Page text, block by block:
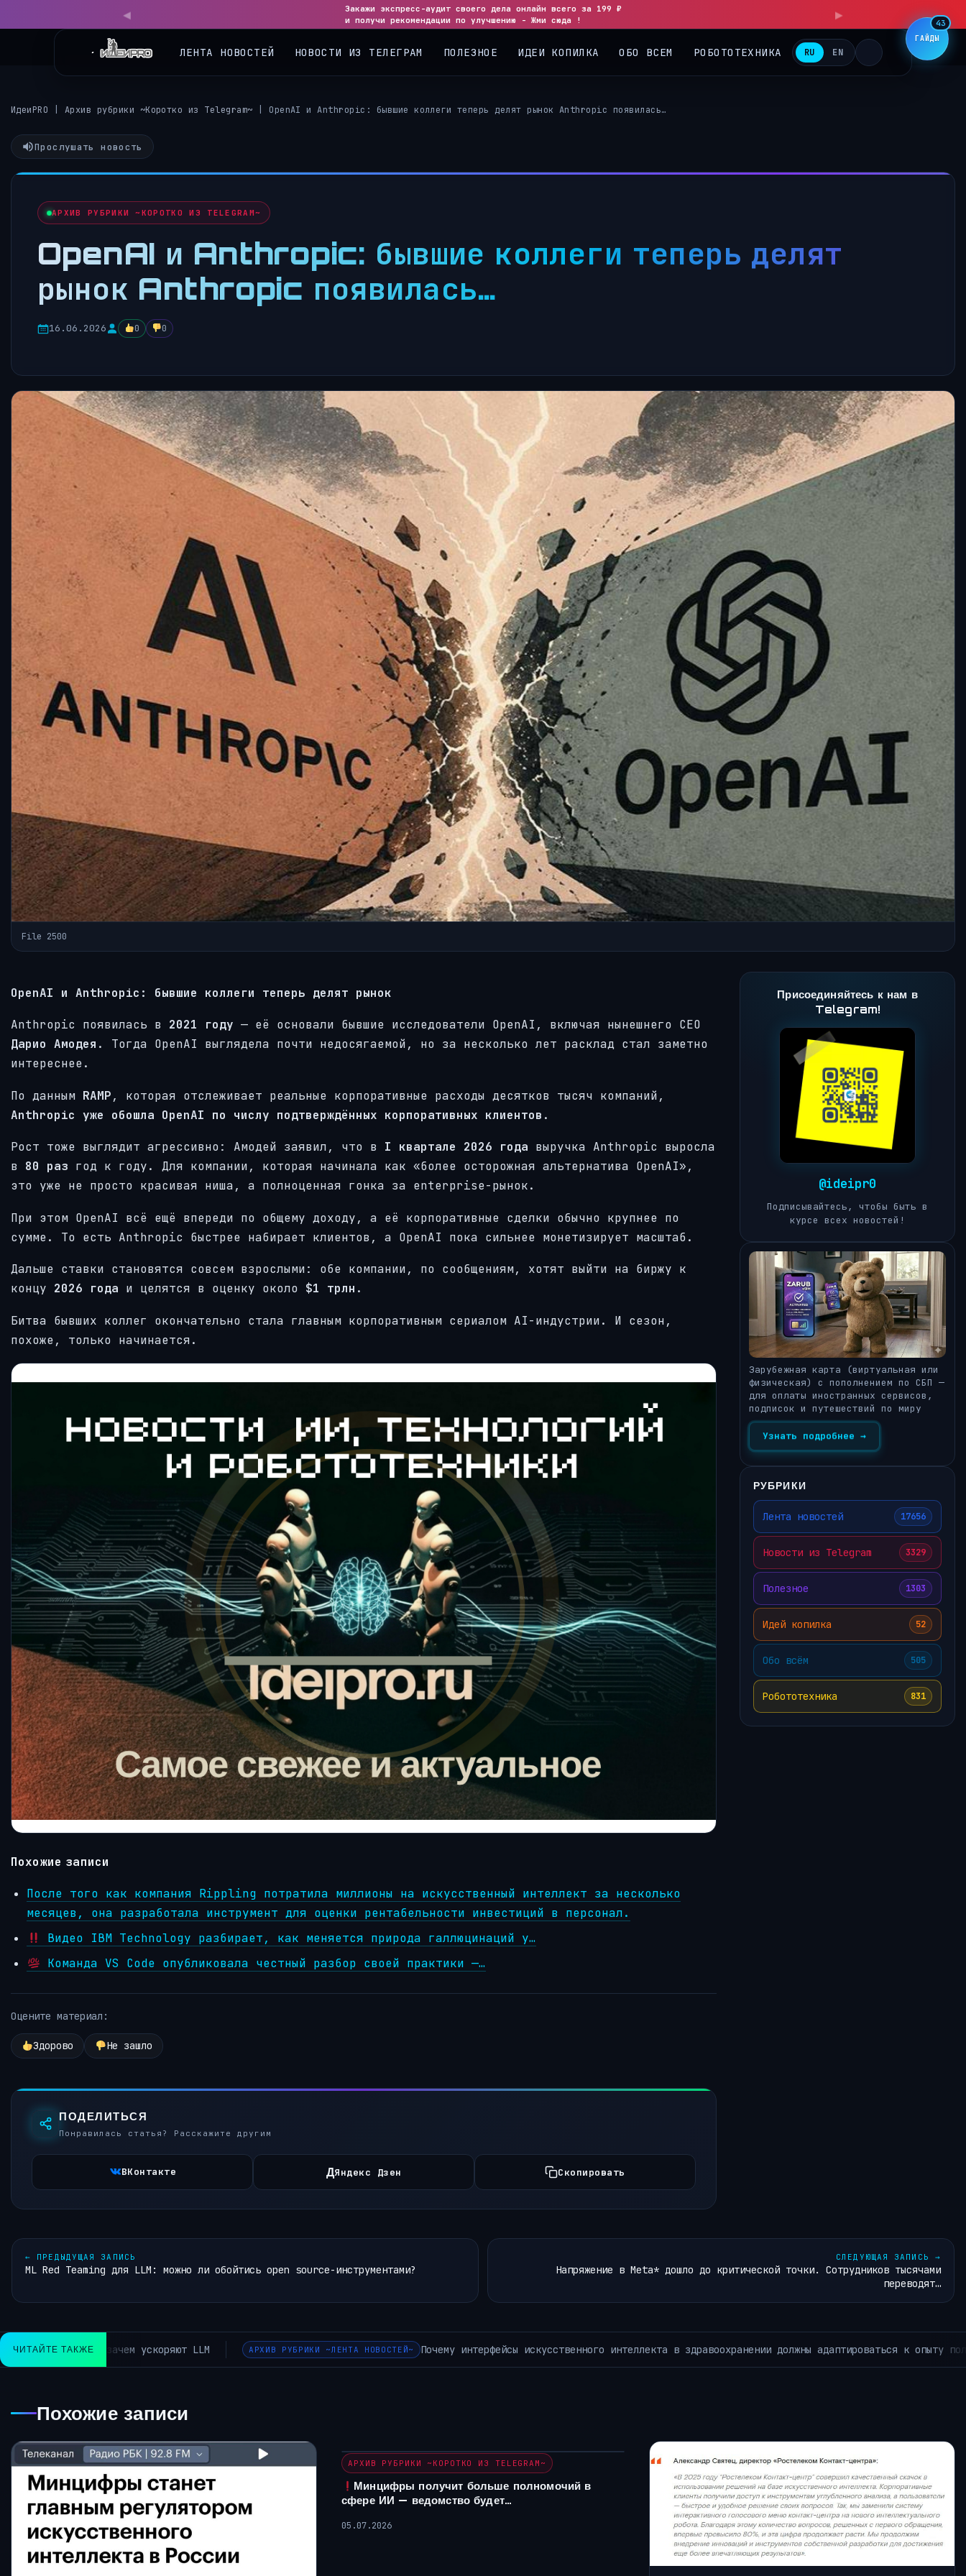
Закажи экспресс-аудит своего дела онлайн всего за 199 ₽
и получи рекомендации по улучшению - Жми сюда !
▶
RU EN
ИдеиPRO Архив рубрики ~Коротко из Telegram~ OpenAI и Anthropic: бывшие коллеги теперь делят рынок Anthropic появилась…
Прослушать новость
АРХИВ РУБРИКИ ~КОРОТКО ИЗ TELEGRAM~
OpenAI и Anthropic: бывшие коллеги теперь делят
рынок Anthropic появилась…
16.06.2026 0 0
File 2500
OpenAI и Anthropic: бывшие коллеги теперь делят рынок
Anthropic появилась в 2021 году — её основали бывшие исследователи OpenAI, включая нынешнего CEO
Дарио Амодея . Тогда OpenAI выглядела почти недосягаемой, но за несколько лет расклад стал заметно
интереснее.
По данным RAMP, которая отслеживает реальные корпоративные расходы десятков тысяч компаний,
Anthropic уже обошла OpenAI по числу подтверждённых корпоративных клиентов .
Рост тоже выглядит агрессивно: Амодей заявил, что в I квартале 2026 года выручка Anthropic выросла
в 80 раз год к году. Для компании, которая начинала как «более осторожная альтернатива OpenAI»,
это уже не просто красивая ниша, а полноценная гонка за enterprise-рынок.
При этом OpenAI всё ещё впереди по общему доходу, а её корпоративные сделки обычно крупнее по
сумме. То есть Anthropic быстрее набирает клиентов, а OpenAI пока сильнее монетизирует масштаб.
Дальше ставки становятся совсем взрослыми: обе компании, по сообщениям, хотят выйти на биржу к
концу 2026 года и целятся в оценку около $1 трлн .
Битва бывших коллег окончательно стала главным корпоративным сериалом AI-индустрии. И сезон,
похоже, только начинается.
Похожие записи
После того как компания Rippling потратила миллионы на искусственный интеллект за несколько
месяцев, она разработала инструмент для оценки рентабельности инвестиций в персонал.
Видео IBM Technology разбирает, как меняется природа галлюцинаций у…
Команда VS Code опубликовала честный разбор своей практики —…
Оцените материал:
Здорово Не зашло
ПОДЕЛИТЬСЯ
Понравилась статья? Расскажите другим
ВКонтакте ДЯндекс Дзен Скопировать
Присоединяйтесь к нам в
Telegram!
@ideipr0
Подписывайтесь, чтобы быть в
курсе всех новостей!
Зарубежная карта (виртуальная или
физическая) с пополнением по СБП —
для оплаты иностранных сервисов,
подписок и путешествий по миру
Узнать подробнее →
РУБРИКИ
Лента новостей 17656
Новости из Telegram 3329
Полезное 1303
Идей копилка 52
Обо всём 505
Робототехника 831
← ПРЕДЫДУЩАЯ ЗАПИСЬ
ML Red Teaming для LLM: можно ли обойтись open source-инструментами?
СЛЕДУЮЩАЯ ЗАПИСЬ →
Напряжение в Meta* дошло до критической точки. Сотрудников тысячами
переводят…
ЧИТАЙТЕ ТАКЖЕ
искусственного интеллекта в здравоохранении должны адаптироваться к опыту пользователей? НОВОСТИ РОБОТОТЕХНИКИ Intel присоединится к Terafab — проекту Илона
Похожие записи
АРХИВ РУБРИКИ ~КОРОТКО ИЗ TELEGRAM~
Минцифры получит больше полномочий в
сфере ИИ — ведомство будет…
05.07.2026
ГАЙДЫ
43